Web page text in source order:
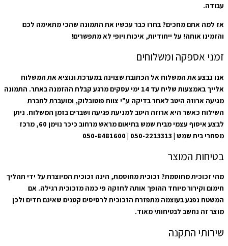
עבודה.
אז למה אתם מחכים? בחרו כבר עכשיו את התמונה שהכי מתאימה לכם
והזמינו אותה! על ייחודיות, איכות ויופי לא מתפשרים!
זמני אספקה ומשלוחים
אנו נבצע את המשלוח אל הכתובת שצוינה במערכת ונוציא את המשלוח
אלייך באמצעות שליח עד 14 ימי עסקים מרגע קבלת ההזמנה באתר. התמונה
מגיעה ארוזה היטב לאחר בדיקה ע"י צוות פוטובלוק, ומועברת לחברת
השילוח כאשר היא ארוזה היטב למניעת פגיעה ושברים בזמן המשלוח. ניתן
לבצע איסוף עצמי מבית שמש בתיאום מראש מרחוב כיכר נוימן 60, מרכז
מסחרי בית שמש | 050-2213313 | 050-8481600
בטיחות המוצר
מהי זכוכית מחוסמת? זכוכית מחוסמת, הינה זכוכית המיוצרת על ידי תהליך
חימום וקירור מיוחד ההופך אותה לחזקה פי כמה מזכוכית רגילה. אם
המשטח נפגע בעוצמה מתפזרת הזכוכית לרסיסים קטנים שאינם חדים ולכן
מוצר זה נחשב לבטיחותי מאוד.
שירותי התקנה